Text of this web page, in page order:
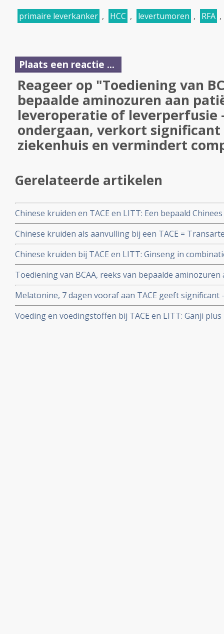
primaire leverkanker , HCC , levertumoren , RFA ,
Plaats een reactie ...
Reageer op "Toediening van
bepaalde aminozuren aan
leveroperatie of leverperfusie -
ondergaan, verkort
ziekenhuis en vermindert
Gerelateerde artikelen
Chinese kruiden en TACE en LITT: Een bepaald
gegeven naast een ingreep door bv. TACE, LITT,
levertumoren, verbetert significant beter het
Chinese kruiden als aanvulling bij een TACE =
significant betere resultaten, o.a. langere overleving
complicaties blijkt uit gerandomiseerde studie.
Chinese kruiden bij TACE en LITT: Ginseng in
significant beter bijwerkingen als misselijkheid,
TACE = Transarteriële Chemo Embolisatie behandeling.
Toediening van BCAA, reeks van bepaalde
leveroperatie of leverperfusie - TACE - LITT -
ligduur in het ziekenhuis en vermindert complicaties
Melatonine, 7 dagen vooraf aan TACE geeft significant
overlevingen dan alleen met TACE en significant
beter leverfunctioneren
Voeding en voedingstoffen bij TACE en LITT: Ganji